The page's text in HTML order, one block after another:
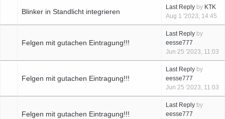
Blinker in Standlicht integrieren
Last Reply by KTK
Aug 1 '2023, 14:45
Felgen mit gutachen Eintragung!!!
Last Reply by
eesse777
Jun 25 '2023, 11:03
Felgen mit gutachen Eintragung!!!
Last Reply by
eesse777
Jun 25 '2023, 11:03
Felgen mit gutachen Eintragung!!!
Last Reply by
eesse777